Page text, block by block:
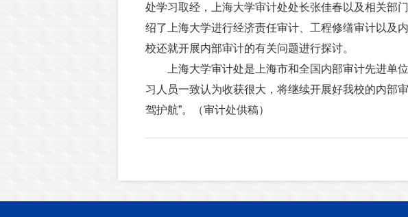
处学习取经，上海大学审计处处长张佳春以及相关部
绍了上海大学进行经济责任审计、工程修缮审计以及
校还就开展内部审计的有关问题进行探讨。
上海大学审计处是上海市和全国内部审计先进单位
习人员一致认为收获很大，将继续开展好我校的内部
驾护航”。（审计处供稿）